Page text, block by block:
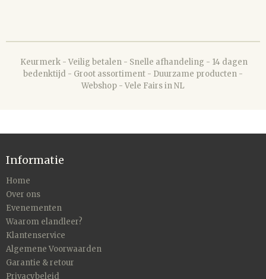
Keurmerk - Veilig betalen - Snelle afhandeling - 14 dagen
bedenktijd - Groot assortiment - Duurzame producten -
Webshop - Vele Fairs in NL
Informatie
Home
Over ons
Evenementen
Waarom elandleer?
Klantenservice
Algemene Voorwaarden
Garantie & retour
Privacybeleid